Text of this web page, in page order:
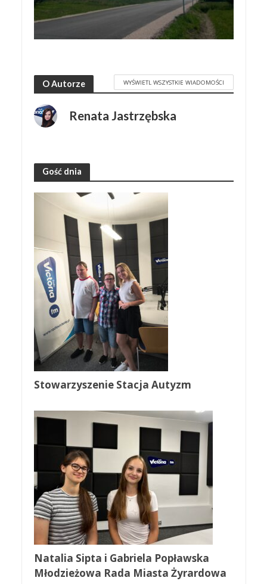
O Autorze WYŚWIETL WSZYSTKIE WIADOMOŚCI
Renata Jastrzębska
Gość dnia
Stowarzyszenie Stacja Autyzm
Natalia Sipta i Gabriela Popławska
Młodzieżowa Rada Miasta Żyrardowa